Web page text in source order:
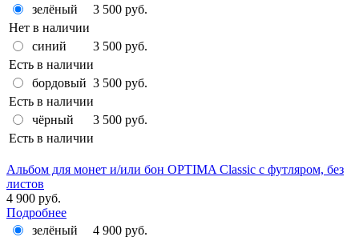
зелёный
3 500 руб.
Нет в наличии
синий
3 500 руб.
Есть в наличии
бордовый 3 500 руб.
Есть в наличии
чёрный
3 500 руб.
Есть в наличии
Альбом для монет и/или бон OPTIMA Classic с футляром, без
листов
4 900 руб.
Подробнее
зелёный
4 900 руб.